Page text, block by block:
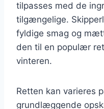
tilpasses med de
tilgængelige.
fyldige smag og
den til en populær
vinteren.
Retten kan varieres
grundlæggende